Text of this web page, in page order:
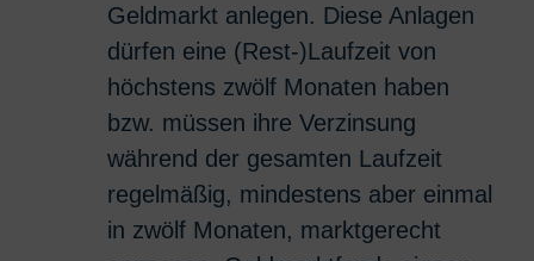
Geldmarkt anlegen. Diese Anlagen
dürfen eine (Rest-)Laufzeit von
höchstens zwölf Monaten haben
bzw. müssen ihre Verzinsung
während der gesamten Laufzeit
regelmäßig, mindestens aber einmal
in zwölf Monaten, marktgerecht